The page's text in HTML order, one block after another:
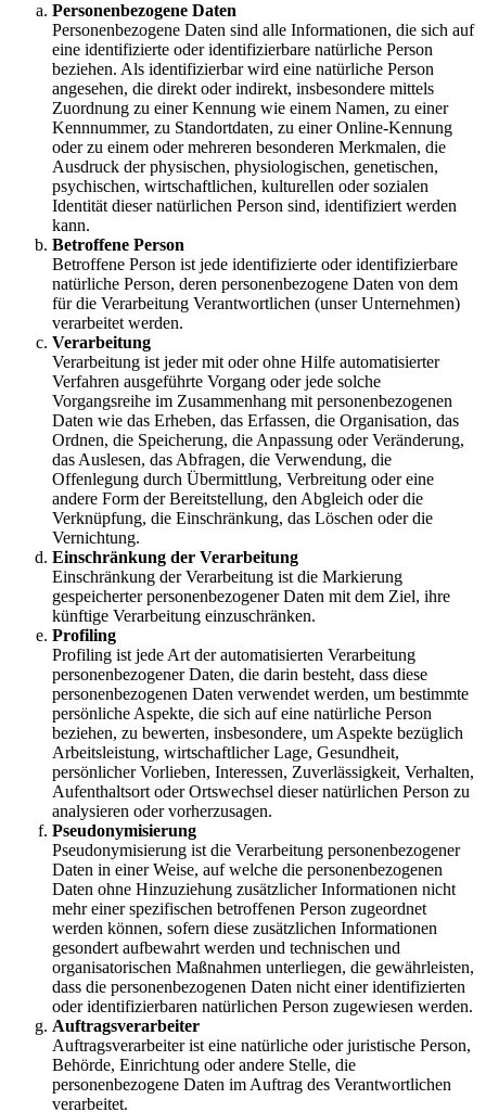
Personenbezogene Daten
Personenbezogene Daten sind alle Informationen, die sich auf
eine identifizierte oder identifizierbare natürliche Person
beziehen. Als identifizierbar wird eine natürliche Person
angesehen, die direkt oder indirekt, insbesondere mittels
Zuordnung zu einer Kennung wie einem Namen, zu einer
Kennnummer, zu Standortdaten, zu einer Online-Kennung
oder zu einem oder mehreren besonderen Merkmalen, die
Ausdruck der physischen, physiologischen, genetischen,
psychischen, wirtschaftlichen, kulturellen oder sozialen
Identität dieser natürlichen Person sind, identifiziert werden
kann.
Betroffene Person
Betroffene Person ist jede identifizierte oder identifizierbare
natürliche Person, deren personenbezogene Daten von dem
für die Verarbeitung Verantwortlichen (unser Unternehmen)
verarbeitet werden.
Verarbeitung
Verarbeitung ist jeder mit oder ohne Hilfe automatisierter
Verfahren ausgeführte Vorgang oder jede solche
Vorgangsreihe im Zusammenhang mit personenbezogenen
Daten wie das Erheben, das Erfassen, die Organisation, das
Ordnen, die Speicherung, die Anpassung oder Veränderung,
das Auslesen, das Abfragen, die Verwendung, die
Offenlegung durch Übermittlung, Verbreitung oder eine
andere Form der Bereitstellung, den Abgleich oder die
Verknüpfung, die Einschränkung, das Löschen oder die
Vernichtung.
Einschränkung der Verarbeitung
Einschränkung der Verarbeitung ist die Markierung
gespeicherter personenbezogener Daten mit dem Ziel, ihre
künftige Verarbeitung einzuschränken.
Profiling
Profiling ist jede Art der automatisierten Verarbeitung
personenbezogener Daten, die darin besteht, dass diese
personenbezogenen Daten verwendet werden, um bestimmte
persönliche Aspekte, die sich auf eine natürliche Person
beziehen, zu bewerten, insbesondere, um Aspekte bezüglich
Arbeitsleistung, wirtschaftlicher Lage, Gesundheit,
persönlicher Vorlieben, Interessen, Zuverlässigkeit, Verhalten,
Aufenthaltsort oder Ortswechsel dieser natürlichen Person zu
analysieren oder vorherzusagen.
Pseudonymisierung
Pseudonymisierung ist die Verarbeitung personenbezogener
Daten in einer Weise, auf welche die personenbezogenen
Daten ohne Hinzuziehung zusätzlicher Informationen nicht
mehr einer spezifischen betroffenen Person zugeordnet
werden können, sofern diese zusätzlichen Informationen
gesondert aufbewahrt werden und technischen und
organisatorischen Maßnahmen unterliegen, die gewährleisten,
dass die personenbezogenen Daten nicht einer identifizierten
oder identifizierbaren natürlichen Person zugewiesen werden.
Auftragsverarbeiter
Auftragsverarbeiter ist eine natürliche oder juristische Person,
Behörde, Einrichtung oder andere Stelle, die
personenbezogene Daten im Auftrag des Verantwortlichen
verarbeitet.